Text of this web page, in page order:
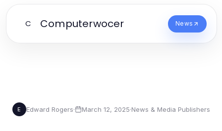
C Computerwocer News
E Edward Rogers· March 12, 2025·News & Media Publishers